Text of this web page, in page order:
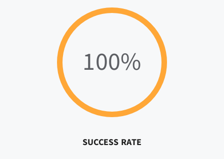
100%
SUCCESS RATE